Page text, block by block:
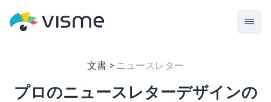
文書 ニュースレター
プロのニュースレターデザインの